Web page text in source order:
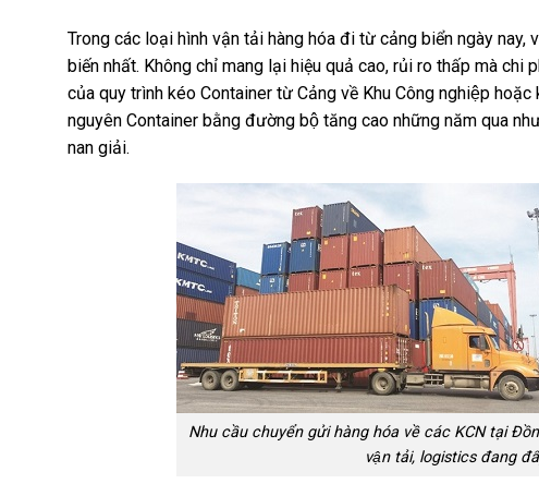
Trong các loại hình vận tải hàng hóa đi từ cảng biển ngày
biến nhất. Không chỉ mang lại hiệu quả cao, rủi ro thấp mà
của quy trình kéo Container từ Cảng về Khu Công nghiệp
nguyên Container bằng đường bộ tăng cao những năm qua
nan giải.
Nhu cầu chuyển gửi hàng hóa về các KCN tại
vận tải, logistics đang